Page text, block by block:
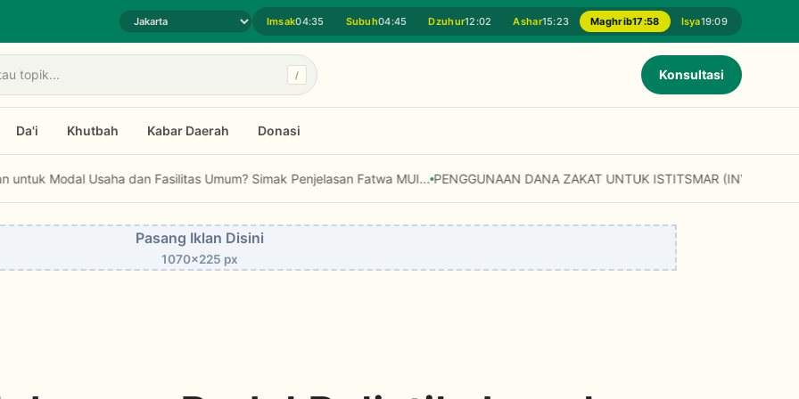
Pilih daerah jadwal sholat Imsak04:35 Subuh04:45 Dzuhur12:02 Ashar15:23 Maghrib17:58 Isya19:09
/ Konsultasi
Da'i Khutbah Kabar Daerah Donasi
Tradisional Lewat Inovasi Continuous... Bolehkah Zakat Digunakan untuk Modal Usaha dan Fasilitas Umum? Simak Penjelasan
Pasang Iklan Disini
1070x225 px